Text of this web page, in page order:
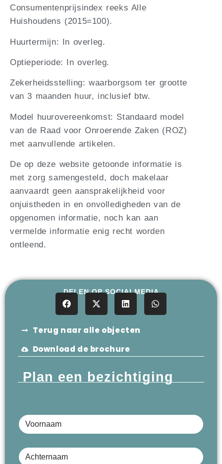
Consumentenprijsindex reeks Alle
Huishoudens (2015=100).
Huurtermijn: In overleg.
Optieperiode: In overleg.
Zekerheidsstelling: waarborgsom ter grootte
van 3 maanden huur, inclusief btw.
Model huurovereenkomst: Standaard model
van de Raad voor Onroerende Zaken (ROZ)
met aanvullende artikelen.
De op deze website getoonde informatie is
met zorg samengesteld, doch makelaar
aanvaardt geen aansprakelijkheid voor
onjuistheden in en onvolledigheden van de
opgenomen informatie, noch kan aan
vermelde informatie enig recht worden
ontleend.
DELEN OP SOCIALMEDIA
Terug naar alle objecten
Download de brochure
Plan een bezichtiging